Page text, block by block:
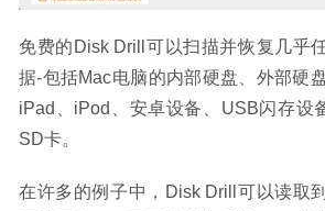
免费的Disk Drill可以扫描并恢复几乎
据-包括Mac电脑的内部硬盘、外部硬
iPad、iPod、安卓设备、USB闪存设
SD卡。
在许多的例子中，Disk Drill可以读取